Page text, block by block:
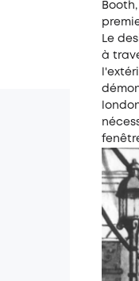
Le
à